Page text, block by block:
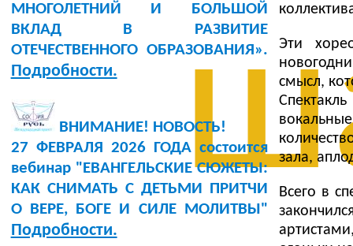
МНОГОЛЕТНИЙ И БОЛЬШОЙ
ВКЛАД В РАЗВИТИЕ
ОТЕЧЕСТВЕННОГО ОБРАЗОВАНИЯ».
Подробности.
ВНИМАНИЕ! НОВОСТЬ!
27 ФЕВРАЛЯ 2026 ГОДА состоится
вебинар "ЕВАНГЕЛЬСКИЕ СЮЖЕТЫ:
КАК СНИМАТЬ С ДЕТЬМИ ПРИТЧИ
О ВЕРЕ, БОГЕ И СИЛЕ МОЛИТВЫ"
Подробности.
Эти
смысл,
зала,
Всего в